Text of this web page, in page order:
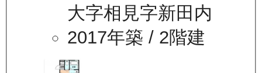
大字相見字新田内
2017年築 / 2階建